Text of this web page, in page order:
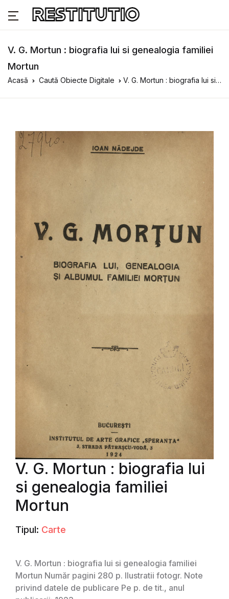
V. G. Mortun : biografia lui si genealogia familiei
Mortun
Acasă Caută Obiecte Digitale V. G. Mortun : biografia lui si genealogia familiei Mortun
V. G. Mortun : biografia lui
si genealogia familiei
Mortun
Tipul: Carte
V. G. Mortun : biografia lui si genealogia familiei
Mortun Număr pagini 280 p. Ilustratii fotogr. Note
privind datele de publicare Pe p. de tit., anul